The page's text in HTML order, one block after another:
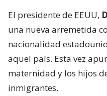
El presidente de EEUU,
una nueva arremetida
nacionalidad
aquel país. Esta vez
maternidad y los hijos
inmigrantes.